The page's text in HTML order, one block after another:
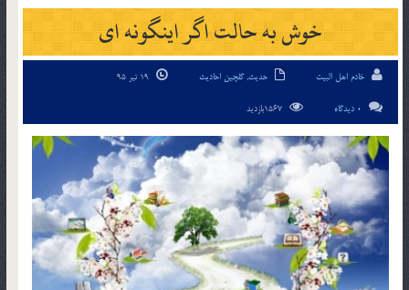
خوش به حالت اگر اینگونه ای
خادم اهل البیت حدیث, گلچین احادیث
0 دیدگاه